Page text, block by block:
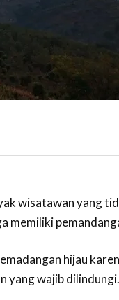
wisatawan yang
memiliki
hijau
yang wajib dilindungi.